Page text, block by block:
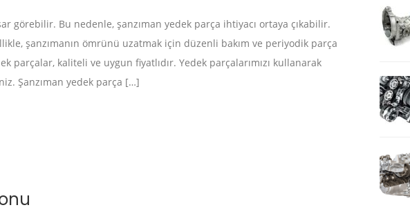
görebilir. Bu nedenle, şanzıman yedek parça ihtiyacı ortaya çıkabilir.
şanzımanın ömrünü uzatmak için düzenli bakım ve periyodik parça
parçalar, kaliteli ve uygun fiyatlıdır. Yedek parçalarımızı kullanarak
Şanzıman yedek parça […]